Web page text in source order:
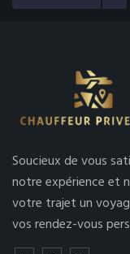
Soucieux de vous
notre expérience et
votre trajet un
vos rendez-vous